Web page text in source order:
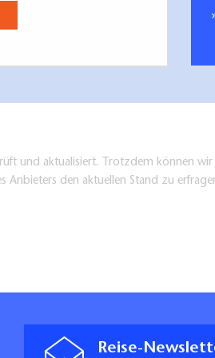
Becken: 63 cm
Becken: >150 cm
15 cm
47 cm
um geprüfte Daten
und aktualisiert. Trotzdem können
Anbieters den aktuellen Stand zu
Reise-